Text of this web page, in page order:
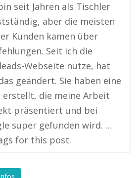
seit Jahren als Tischler
aber die meisten
Kunden kamen über
Seit ich die
Webseite nutze, hat
geändert. Sie haben eine
erstellt, die meine Arbeit
präsentiert und bei
super gefunden wird. …
for this post.